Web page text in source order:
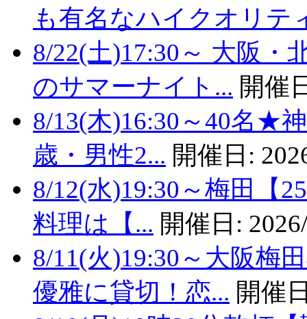
も有名なハイクオリテ
8/22(土)17:30～ 大阪
のサマーナイト... 開催
8/13(木)16:30～40名★
歳・男性2... 開催日:
8/12(水)19:30～梅田【
料理は【... 開催日:
8/11(火)19:30～大阪梅
優雅に貸切！恋... 開催